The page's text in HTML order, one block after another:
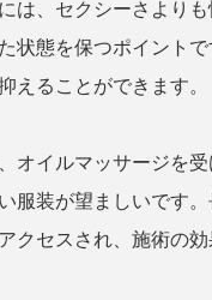
は、セクシーさより
状態を保つポイント
えることができます。
オイルマッサージを
服装が望ましいです
クセスされ、施術の効